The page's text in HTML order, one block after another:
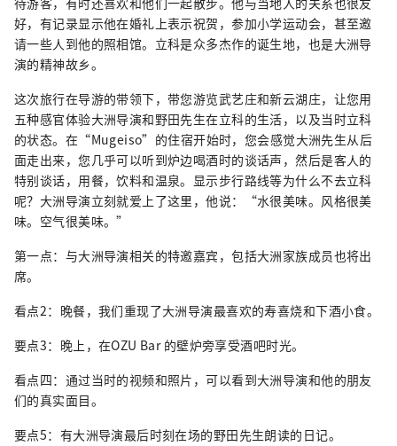
好，有记录显示他在婚礼上表示祝贺，参加小学运动会，甚至邀
请一些人到他的照相馆。立科是众多杰作的诞生地，也是大洲导
演的精神故乡。
这次旅行在导游的带领下，带您游览武艺庄和新云湖庄，让您用
五种感官体验大洲导演和野田先生在立科的生活，以及当时立科
的状态。在“Mugeiso”的住宿开始时，您会感觉大洲先生从后
面走出来，您几乎可以听到炉边喝酒时的谈话声，然后是客人的
特别谈话，用餐，饮料和温泉。显示步行路线等为什么不去立科
呢？大洲导演立刻就爱上了这里，他说：“水很美味。风格很美
味。空气很美味。”
第一点：与大洲导演相关的特邀嘉宾，包括大洲家族成员也将出
席。
看点2：晚餐，我们重现了大洲导演最喜欢的寿喜烧和下酒小食。
要点3：晚上，在OZU Bar 的壁炉旁享受酒吧时光。
看点四：通过当时的视频和照片，可以看到大洲导演和他的朋友
们的真实面目。
要点5：有大洲导演最后时刻在场的野田先生朗读的日记。